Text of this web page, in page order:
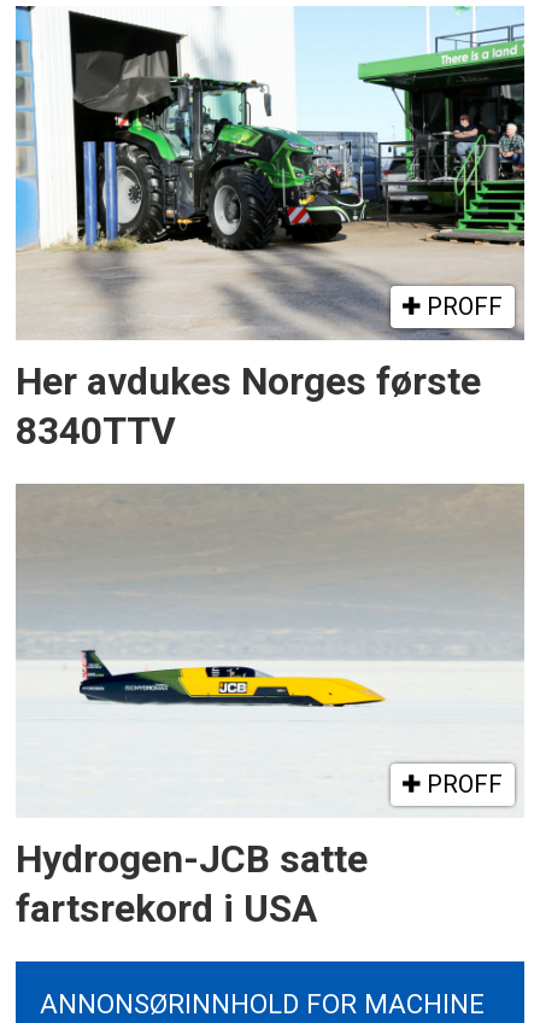
PROFF
Her avdukes Norges første
8340TTV
PROFF
Hydrogen-JCB satte
fartsrekord i USA
ANNONSØRINNHOLD FOR MACHINE